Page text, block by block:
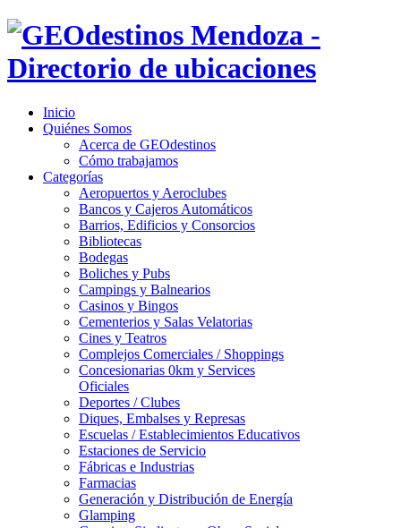
Inicio
Quiénes Somos
Acerca de GEOdestinos
Cómo trabajamos
Categorías
Aeropuertos y Aeroclubes
Bancos y Cajeros Automáticos
Barrios, Edificios y Consorcios
Bibliotecas
Bodegas
Boliches y Pubs
Campings y Balnearios
Casinos y Bingos
Cementerios y Salas Velatorias
Cines y Teatros
Complejos Comerciales / Shoppings
Concesionarias 0km y Services
Oficiales
Deportes / Clubes
Diques, Embalses y Represas
Escuelas / Establecimientos Educativos
Estaciones de Servicio
Fábricas e Industrias
Farmacias
Generación y Distribución de Energía
Glamping